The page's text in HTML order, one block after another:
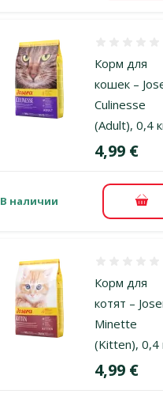
Корм для
кошек –
Culinesse
(Adult), 0,4
Цена
4,99 €
В наличии В
Корм для
котят –
Minette
(Kitten), 0,4
Цена
4,99 €